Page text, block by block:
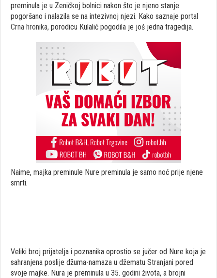
preminula je u Zeničkoj bolnici nakon što je njeno stanje
pogoršano i nalazila se na intezivnoj njezi. Kako saznaje portal
Crna hronika, porodicu Kulalić pogodila je još jedna tragedija.
Naime, majka preminule Nure preminula je samo noć prije njene
smrti.
Veliki broj prijatelja i poznanika oprostio se jučer od Nure koja je
sahranjena poslije džuma-namaza u džematu Stranjani pored
svoje majke. Nura je preminula u 35. godini života, a brojni